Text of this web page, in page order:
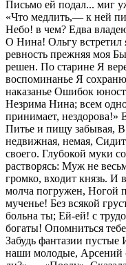
Письмо ей подал... миг
«Что медлить,— к ней
Небо! в чем? Едва
О Нина! Ольгу
ревность прежняя моя
решен. По старине Я
воспоминанье Я
наказанье Ошибок
Незрима Нина; всем
принимает,
Питье и пищу забывая,
недвижная, немая,
своего. Глубокой муки
растворясь: Муж не
громко, входит князь. И
молча погружен, Ногой
мученье! Без всякой
больна ты; Ей-ей! с
богаты! Опомниться
Забудь фантазии пустые
наши молодые, Арсений